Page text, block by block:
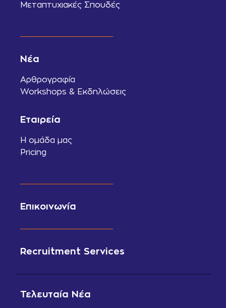
Μεταπτυχιακές Σπουδές
Νέα
Αρθρογραφία
Workshops & Εκδηλώσεις
Εταιρεία
Η ομάδα μας
Pricing
Επικοινωνία
Recruitment Services
Τελευταία Νέα